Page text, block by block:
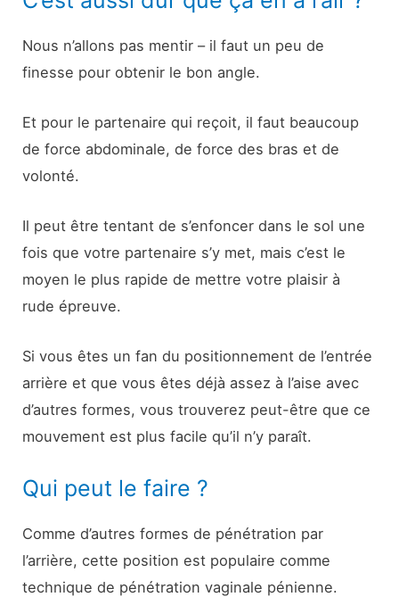
Nous n’allons pas mentir – il faut un peu de
finesse pour obtenir le bon angle.
Et pour le partenaire qui reçoit, il faut beaucoup
de force abdominale, de force des bras et de
volonté.
Il peut être tentant de s’enfoncer dans le sol une
fois que votre partenaire s’y met, mais c’est le
moyen le plus rapide de mettre votre plaisir à
rude épreuve.
Si vous êtes un fan du positionnement de l’entrée
arrière et que vous êtes déjà assez à l’aise avec
d’autres formes, vous trouverez peut-être que ce
mouvement est plus facile qu’il n’y paraît.
Qui peut le faire ?
Comme d’autres formes de pénétration par
l’arrière, cette position est populaire comme
technique de pénétration vaginale pénienne.